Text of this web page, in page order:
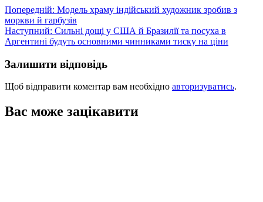
Навігація
записів
Попередній: Модель храму індійський художник зробив з
моркви й гарбузів
Наступний: Сильні дощі у США й Бразилії та посуха в
Аргентині будуть основними чинниками тиску на ціни
Залишити відповідь
Щоб відправити коментар вам необхідно авторизуватись.
Вас може зацікавити